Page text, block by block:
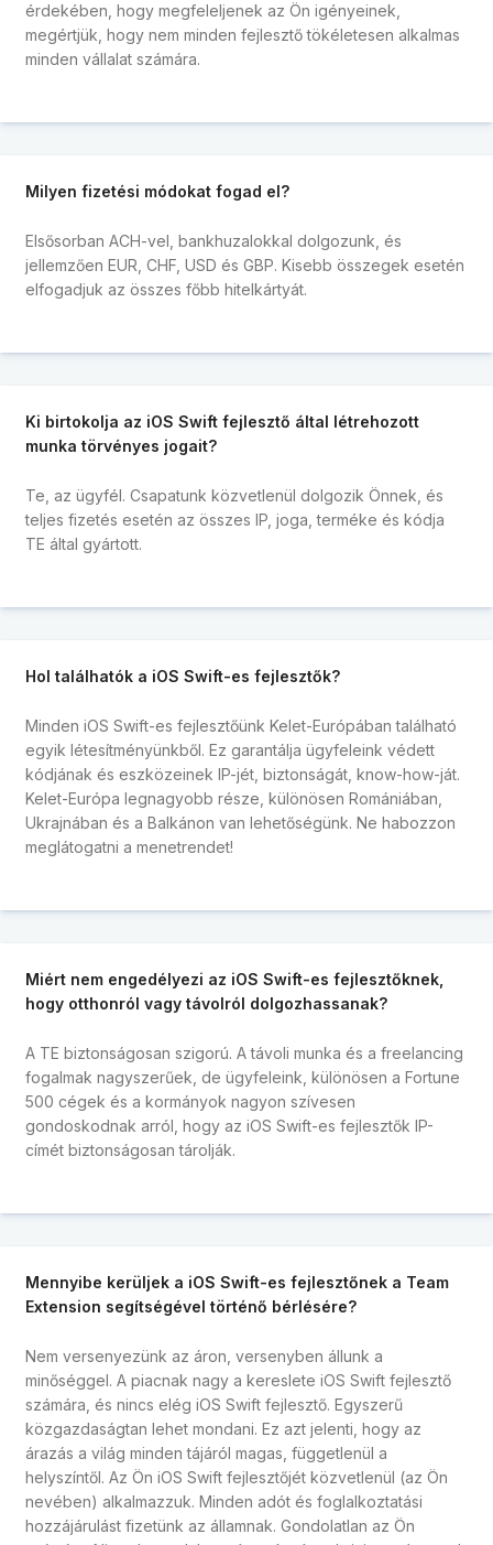
érdekében, hogy megfeleljenek az Ön igényeinek,
megértjük, hogy nem minden fejlesztő tökéletesen alkalmas
minden vállalat számára.
Milyen fizetési módokat fogad el?
Elsősorban ACH-vel, bankhuzalokkal dolgozunk, és
jellemzően EUR, CHF, USD és GBP. Kisebb összegek esetén
elfogadjuk az összes főbb hitelkártyát.
Ki birtokolja az iOS Swift fejlesztő által létrehozott
munka törvényes jogait?
Te, az ügyfél. Csapatunk közvetlenül dolgozik Önnek, és
teljes fizetés esetén az összes IP, joga, terméke és kódja
TE által gyártott.
Hol találhatók a iOS Swift-es fejlesztők?
Minden iOS Swift-es fejlesztőünk Kelet-Európában található
egyik létesítményünkből. Ez garantálja ügyfeleink védett
kódjának és eszközeinek IP-jét, biztonságát, know-how-ját.
Kelet-Európa legnagyobb része, különösen Romániában,
Ukrajnában és a Balkánon van lehetőségünk. Ne habozzon
meglátogatni a menetrendet!
Miért nem engedélyezi az iOS Swift-es fejlesztőknek,
hogy otthonról vagy távolról dolgozhassanak?
A TE biztonságosan szigorú. A távoli munka és a freelancing
fogalmak nagyszerűek, de ügyfeleink, különösen a Fortune
500 cégek és a kormányok nagyon szívesen
gondoskodnak arról, hogy az iOS Swift-es fejlesztők IP-
címét biztonságosan tárolják.
Mennyibe kerüljek a iOS Swift-es fejlesztőnek a Team
Extension segítségével történő bérlésére?
Nem versenyezünk az áron, versenyben állunk a
minőséggel. A piacnak nagy a kereslete iOS Swift fejlesztő
számára, és nincs elég iOS Swift fejlesztő. Egyszerű
közgazdaságtan lehet mondani. Ez azt jelenti, hogy az
árazás a világ minden tájáról magas, függetlenül a
helyszíntől. Az Ön iOS Swift fejlesztőjét közvetlenül (az Ön
nevében) alkalmazzuk. Minden adót és foglalkoztatási
hozzájárulást fizetünk az államnak. Gondolatlan az Ön